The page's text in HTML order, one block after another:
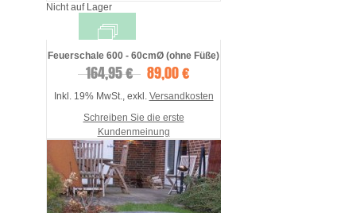
Nicht auf Lager
Feuerschale 600 - 60cmØ (ohne Füße)
164,95 € 89,00 €
Inkl. 19% MwSt. exkl. Versandkosten
Schreiben Sie die erste
Kundenmeinung